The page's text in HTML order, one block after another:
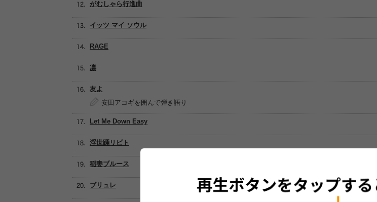
がむしゃら行進曲
イッツ マイ ソウル
RAGE
凛
友よ
安田アコギを囲んで弾き語り
Let Me Down Easy
浮世踊リビト
稲妻ブルース
ブリュレ